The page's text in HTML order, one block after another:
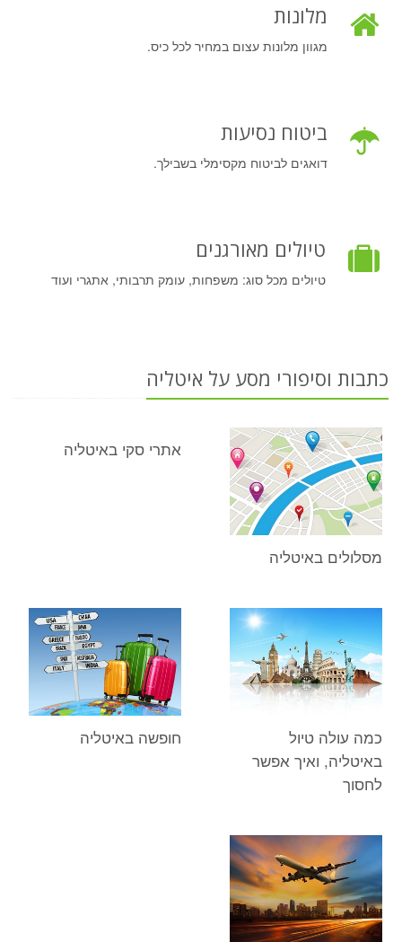
מלונות
מגוון מלונות עצום במחיר לכל כיס.
ביטוח נסיעות
דואגים לביטוח מקסימלי בשבילך.
טיולים מאורגנים
טיולים מכל סוג: משפחות, עומק תרבותי, אתגרי ועוד
כתבות וסיפורי מסע על איטליה
מסלולים באיטליה
אתרי סקי באיטליה
כמה עולה טיול
באיטליה, ואיך אפשר
לחסוך
חופשה באיטליה